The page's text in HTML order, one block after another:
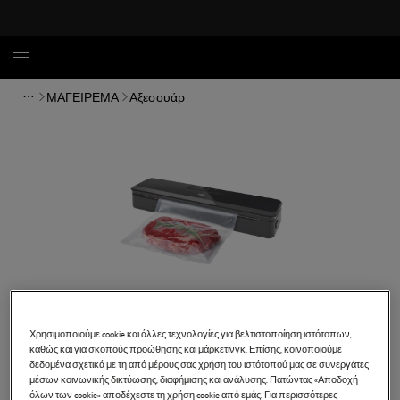
ΜΑΓΕΙΡΕΜΑ Αξεσουάρ
VS4-1-4AG
Χρησιμοποιούμε cookie και άλλες τεχνολογίες για βελτιστοποίηση ιστότοπων,
καθώς και για σκοπούς προώθησης και μάρκετινγκ. Επίσης, κοινοποιούμε
δεδομένα σχετικά με τη από μέρους σας χρήση του ιστότοπού μας σε συνεργάτες
μέσων κοινωνικής δικτύωσης, διαφήμισης και ανάλυσης. Πατώντας «Αποδοχή
όλων των cookie» αποδέχεστε τη χρήση cookie από εμάς. Για περισσότερες